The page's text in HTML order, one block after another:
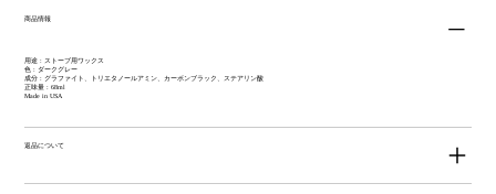
商品情報
用途 : ストーブ用ワックス
色 : ダークグレー
成分 : グラファイト、トリエタノールアミン、カーボンブラック、ステアリン酸
正味量 : 68ml
Made in USA
返品について